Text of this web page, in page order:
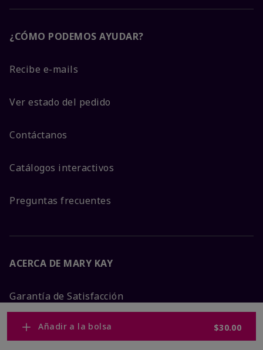
Añadir a la bolsa $30.00
¿CÓMO PODEMOS AYUDAR?
Recibe e-mails
Ver estado del pedido
Contáctanos
Catálogos interactivos
Preguntas frecuentes
ACERCA DE MARY KAY
Garantía de Satisfacción
Sobre Mary Kay